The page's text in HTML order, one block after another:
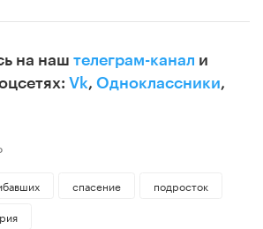
на наш телеграм-канал и
Vk, Одноклассники,
спасение
подросток